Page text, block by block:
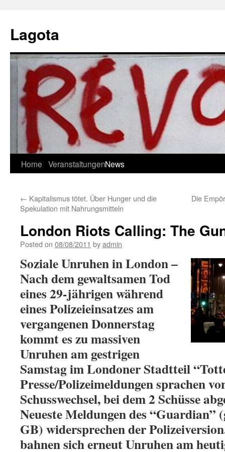
content
Lagota
Home VeranstaltungenNews
← Kapitalismus tötet. Über Hunger und die
Spekulation mit Nahrungsmitteln
Die
London Riots Calling: The
Posted on 08/08/2011 byadmin
Soziale Unruhen in London –
Nach dem gewaltsamen Tod
eines 29-jährigen während
eines Polizeieinsatzes am
vergangenen Donnerstag
kommt es zu massiven
Unruhen am gestrigen
Samstag im Londoner Stadtteil
Presse/Polizeimeldungen sprachen
Schusswechsel, bei dem 2 Schüsse
Neueste Meldungen des “Guardian”
GB) widersprechen der
bahnen sich erneut Unruhen am